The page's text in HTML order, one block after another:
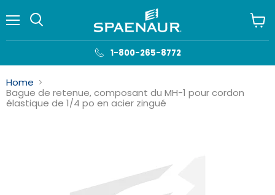
1-800-265-8772
le
Home
Bague de retenue, composant du MH-1 pour cordon
élastique de 1/4 po en acier zingué